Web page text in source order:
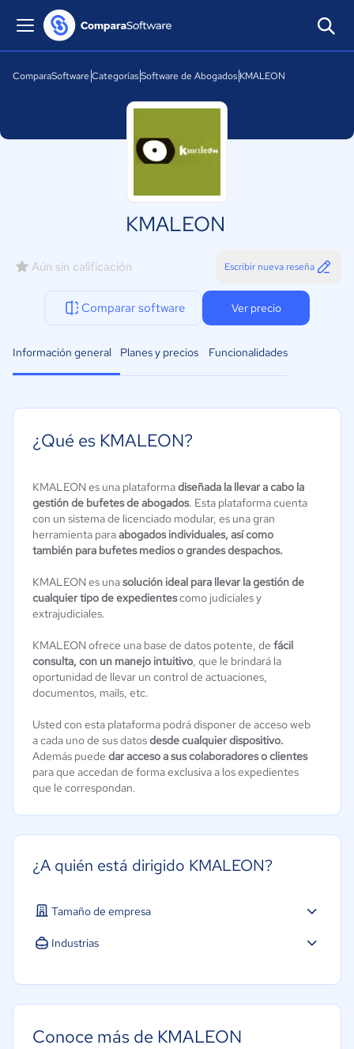
ComparaSoftware CategoríasSoftware de Abogados KMALEON
KMALEON
Aún sin calificación Escribir nueva reseña
Comparar software Ver precio
Información general Planes y precios Funcionalidades
¿Qué es KMALEON?
KMALEON es una plataformadiseñada la llevar a cabo la
gestión de bufetes de abogados. Esta plataforma cuenta
con un sistema de licenciado modular, es una gran
herramienta paraabogados individuales, así como
también para bufetes medios o grandes despachos.
KMALEON es unasolución ideal para llevar la gestión de
cualquier tipo de expedientescomo judiciales y
extrajudiciales.
KMALEON ofrece una base de datos potente, de fácil
consulta, con un manejo intuitivo, que le brindará la
oportunidad de llevar un control de actuaciones,
documentos, mails, etc.
Usted con esta plataforma podrá disponer de acceso web
a cada uno de sus datosdesde cualquier dispositivo.
Además puede dar acceso a sus colaboradores o clientes
para que accedan de forma exclusiva a los expedientes
que le correspondan.
¿A quién está dirigido KMALEON?
Tamaño de empresa
Industrias
Conoce más de KMALEON